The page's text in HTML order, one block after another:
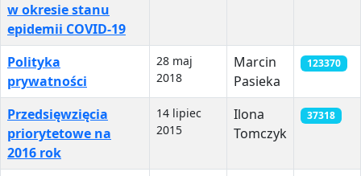
w okresie stanu
epidemii COVID-19
Polityka
prywatności
28 maj
2018
Marcin
Pasieka
123370
Przedsięwzięcia
priorytetowe na
2016 rok
14 lipiec
2015
Ilona
Tomczyk
37318